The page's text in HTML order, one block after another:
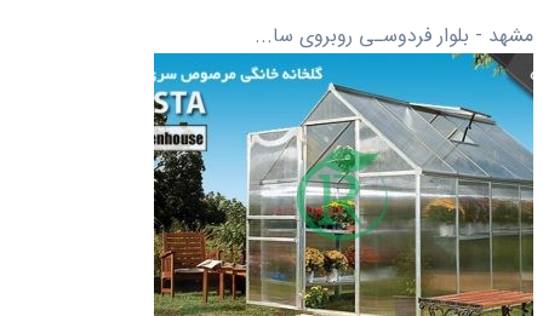
مشهد - بلوار فردوسـی روبروی سا...